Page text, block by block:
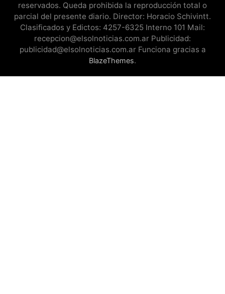
reservados. Queda prohibida la reproducción total o
parcial del presente diario. Director: Horacio Schivintt.
Clasificados y Edictos: 4257-6325 Interno 101 Mail:
recepcion@elsolnoticias.com.ar Publicidad:
publicidad@elsolnoticias.com.ar Funciona gracias a
BlazeThemes.